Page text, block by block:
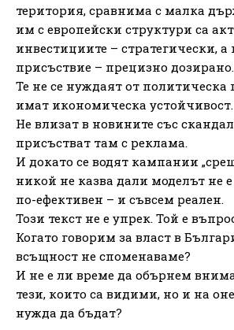
територия, сравнима с малка
им с европейски структури са
инвестициите – стратегически,
присъствие – прецизно дозирано.
Те не се нуждаят от политическа
имат икономическа устойчивост.
Не влизат в новините със
присъстват там с реклама.
И докато се водят кампании
никой не казва дали моделът не
по-ефективен – и съвсем реален.
Този текст не е упрек. Той е
Когато говорим за власт в
всъщност не споменаваме?
И не е ли време да обърнем
тези, които са видими, но и на
нужда да бъдат?